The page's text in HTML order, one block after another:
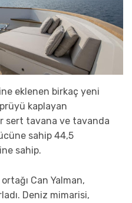
eklenen birkaç yeni
kaplayan
sert tavana ve tavanda
sahip 44,5
sahip.
Can Yalman,
Deniz mimarisi,